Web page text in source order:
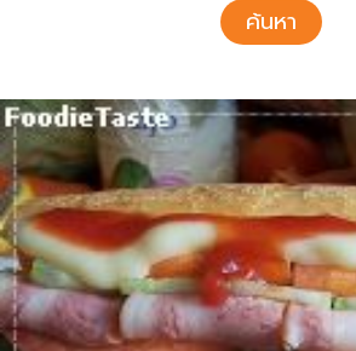
ค้นหา